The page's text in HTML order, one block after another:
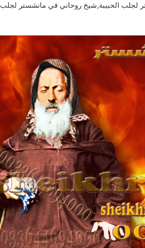
لجلب الحبيبة,شيخ روحاني في مانشستر لجلب